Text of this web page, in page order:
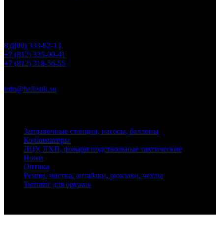
8 (800) 333-92-13
+7 (812) 335-00-41
+7 (812) 318-56-55
info@ballistik.su
Заправочные станции, насосы, баллоны
Коллиматоры
ЛЦУ, ЛХП, фонари подствольные тактические
Ножи
Оптика
Ремни, чистка, антабаки, рюкзаки, чехлы
Тюнинг для оружия